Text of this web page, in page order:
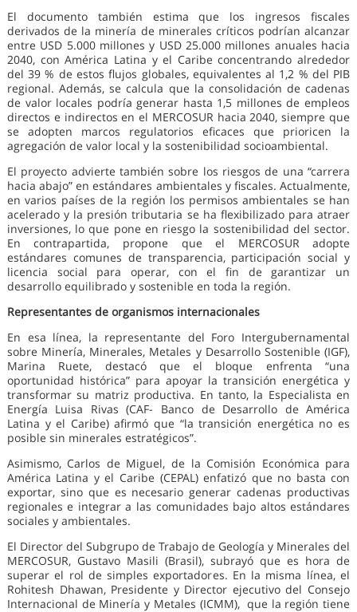
El documento también estima que los ingresos fiscales
derivados de la minería de minerales críticos podrían alcanzar
entre USD 5.000 millones y USD 25.000 millones anuales hacia
2040, con América Latina y el Caribe concentrando alrededor
del 39 % de estos flujos globales, equivalentes al 1,2 % del PIB
regional. Además, se calcula que la consolidación de cadenas
de valor locales podría generar hasta 1,5 millones de empleos
directos e indirectos en el MERCOSUR hacia 2040, siempre que
se adopten marcos regulatorios eficaces que prioricen la
agregación de valor local y la sostenibilidad socioambiental.
El proyecto advierte también sobre los riesgos de una “carrera
hacia abajo” en estándares ambientales y fiscales. Actualmente,
en varios países de la región los permisos ambientales se han
acelerado y la presión tributaria se ha flexibilizado para atraer
inversiones, lo que pone en riesgo la sostenibilidad del sector.
En contrapartida, propone que el MERCOSUR adopte
estándares comunes de transparencia, participación social y
licencia social para operar, con el fin de garantizar un
desarrollo equilibrado y sostenible en toda la región.
Representantes de organismos internacionales
En esa línea, la representante del Foro Intergubernamental
sobre Minería, Minerales, Metales y Desarrollo Sostenible (IGF),
Marina Ruete, destacó que el bloque enfrenta “una
oportunidad histórica” para apoyar la transición energética y
transformar su matriz productiva. En tanto, la Especialista en
Energía Luisa Rivas (CAF- Banco de Desarrollo de América
Latina y el Caribe) afirmó que “la transición energética no es
posible sin minerales estratégicos”.
Asimismo, Carlos de Miguel, de la Comisión Económica para
América Latina y el Caribe (CEPAL) enfatizó que no basta con
exportar, sino que es necesario generar cadenas productivas
regionales e integrar a las comunidades bajo altos estándares
sociales y ambientales.
El Director del Subgrupo de Trabajo de Geología y Minerales del
MERCOSUR, Gustavo Masili (Brasil), subrayó que es hora de
superar el rol de simples exportadores. En la misma línea, el
Rohitesh Dhawan, Presidente y Director ejecutivo del Consejo
Internacional de Minería y Metales (ICMM), que la región tiene